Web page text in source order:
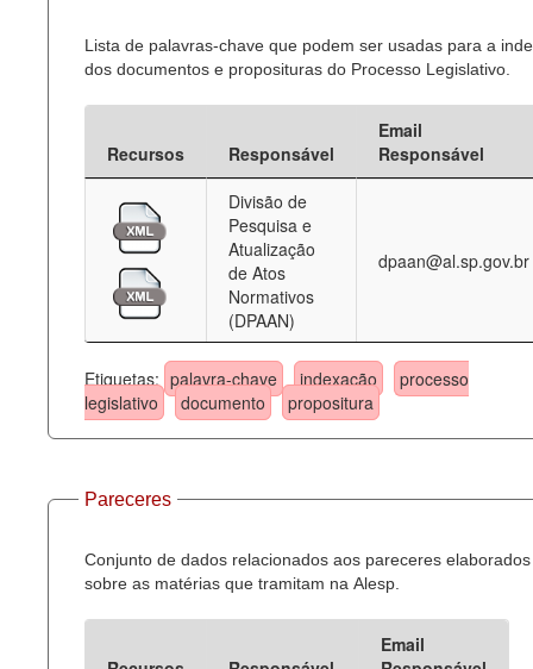
Lista de palavras-chave que podem ser usadas para a
dos documentos e proposituras do Processo Legislativo.
Recursos Responsável
Email
Responsável
Divisão de
Pesquisa e
Atualização
de Atos
Normativos
(DPAAN)
dpaan@al.sp.gov.br
Etiquetas: palavra-chave indexação
processo
legislativo
documento propositura
Pareceres
Conjunto de dados relacionados aos pareceres elaborados
sobre as matérias que tramitam na Alesp.
Email